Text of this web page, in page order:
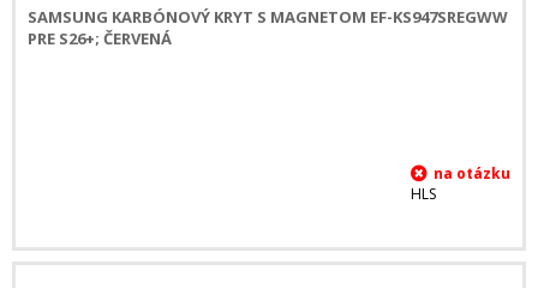
SAMSUNG KARBÓNOVÝ KRYT S MAGNETOM EF-KS947SREGWW
PRE S26+; ČERVENÁ
HLS